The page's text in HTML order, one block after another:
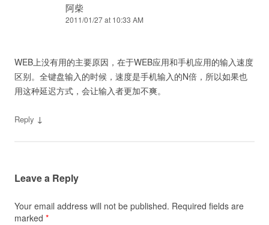
阿柴
2011/01/27 at 10:33 AM
WEB上没有用的主要原因，在于WEB应用和手机应用的输入速度
区别。全键盘输入的时候，速度是手机输入的N倍，所以如果也
用这种延迟方式，会让输入者更加不爽。
Reply ↓
Leave a Reply
Your email address will not be published. Required fields are
marked *